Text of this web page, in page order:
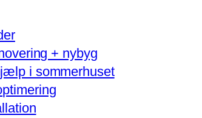
+ nybyg
i sommerhuset